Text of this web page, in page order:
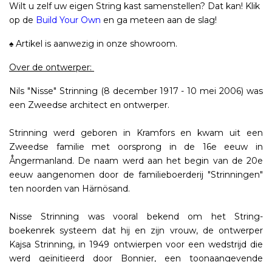
Wilt u zelf uw eigen String kast samenstellen? Dat kan! Klik
op de Build Your Own en ga meteen aan de slag!
♠ Artikel is aanwezig in onze showroom.
Over de ontwerper:
Nils "Nisse" Strinning (8 december 1917 - 10 mei 2006) was
een Zweedse architect en ontwerper.
Strinning werd geboren in Kramfors en kwam uit een
Zweedse familie met oorsprong in de 16e eeuw in
Ångermanland. De naam werd aan het begin van de 20e
eeuw aangenomen door de familieboerderij "Strinningen"
ten noorden van Härnösand.
Nisse Strinning was vooral bekend om het String-
boekenrek systeem dat hij en zijn vrouw, de ontwerper
Kajsa Strinning, in 1949 ontwierpen voor een wedstrijd die
werd geïnitieerd door Bonnier, een toonaangevende